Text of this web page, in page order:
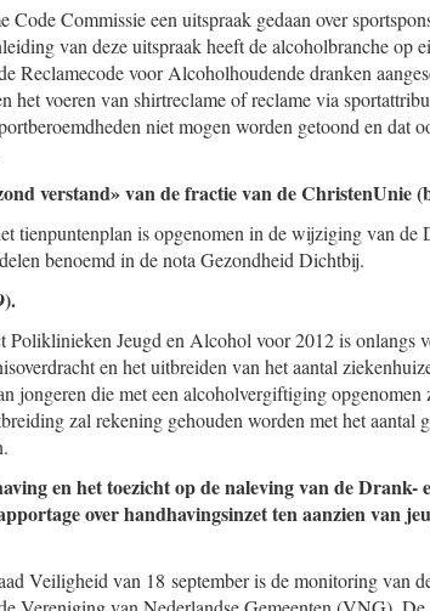
Code Commissie een uitspraak gedaan over
van deze uitspraak heeft de alcoholbranche op
Reclamecode voor Alcoholhoudende dranken
het voeren van shirtreclame of reclame via
niet mogen worden getoond en dat
verstand» van de fractie van de ChristenUnie
tienpuntenplan is opgenomen in de wijziging van
benoemd in de nota Gezondheid Dichtbij.
Poliklinieken Jeugd en Alcohol voor 2012 is onlangs
en het uitbreiden van het aantal
jongeren die met een alcoholvergiftiging
zal rekening gehouden worden met het aantal
en het toezicht op de naleving van de Drank-
over handhavingsinzet ten aanzien van
Veiligheid van 18 september is de monitoring van